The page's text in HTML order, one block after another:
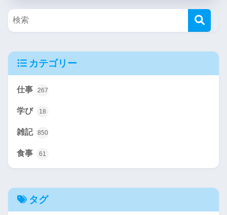
カテゴリー
仕事 267
学び 18
雑記 850
食事 61
タグ